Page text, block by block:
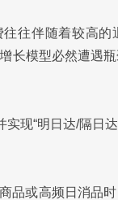
往伴随着较高
长模型必然遭遇
实现“明日达/隔日
品或高频日消品